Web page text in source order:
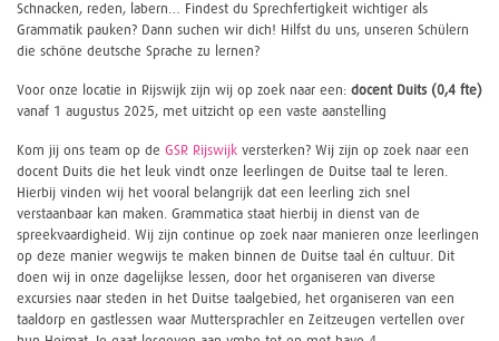
Schnacken, reden, labern… Findest du Sprechfertigkeit wichtiger als
Grammatik pauken? Dann suchen wir dich! Hilfst du uns, unseren Schülern
die schöne deutsche Sprache zu lernen?
Voor onze locatie in Rijswijk zijn wij op zoek naar een: docent Duits (0,4 fte)
vanaf 1 augustus 2025, met uitzicht op een vaste aanstelling
Kom jij ons team op de GSR Rijswijk versterken? Wij zijn op zoek naar een
docent Duits die het leuk vindt onze leerlingen de Duitse taal te leren.
Hierbij vinden wij het vooral belangrijk dat een leerling zich snel
verstaanbaar kan maken. Grammatica staat hierbij in dienst van de
spreekvaardigheid. Wij zijn continue op zoek naar manieren onze leerlingen
op deze manier wegwijs te maken binnen de Duitse taal én cultuur. Dit
doen wij in onze dagelijkse lessen, door het organiseren van diverse
excursies naar steden in het Duitse taalgebied, het organiseren van een
taaldorp en gastlessen waar Muttersprachler en Zeitzeugen vertellen over